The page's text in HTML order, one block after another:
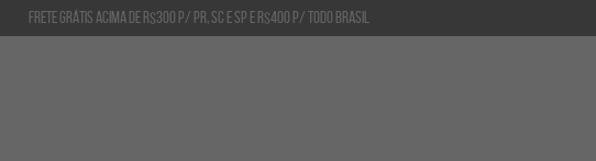
Frete GRÁTIS acima de R$300 p/ PR, SC e SP e R$400 p/ todo Brasil